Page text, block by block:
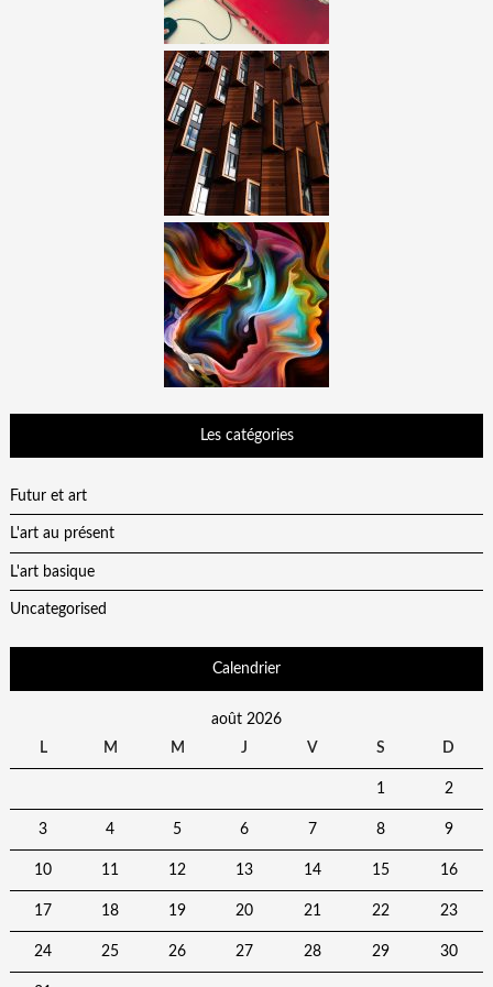
Les catégories
Futur et art
L'art au présent
L'art basique
Uncategorised
Calendrier
août 2026
L
M M J V S D
1 2
3 4 5 6 7 8 9
10 11 12 13 14 15 16
17 18 19 20 21 22 23
24 25 26 27 28 29 30